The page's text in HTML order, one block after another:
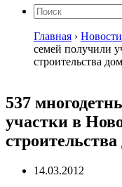
Главная › Новости
семей получили
строительства
537
участки в
14.03.2012